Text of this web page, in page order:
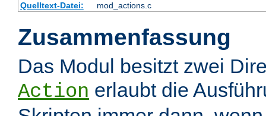
Quelltext-Datei:
mod_actions.c
Zusammenfassung
Das Modul besitzt zwei
Action erlaubt die